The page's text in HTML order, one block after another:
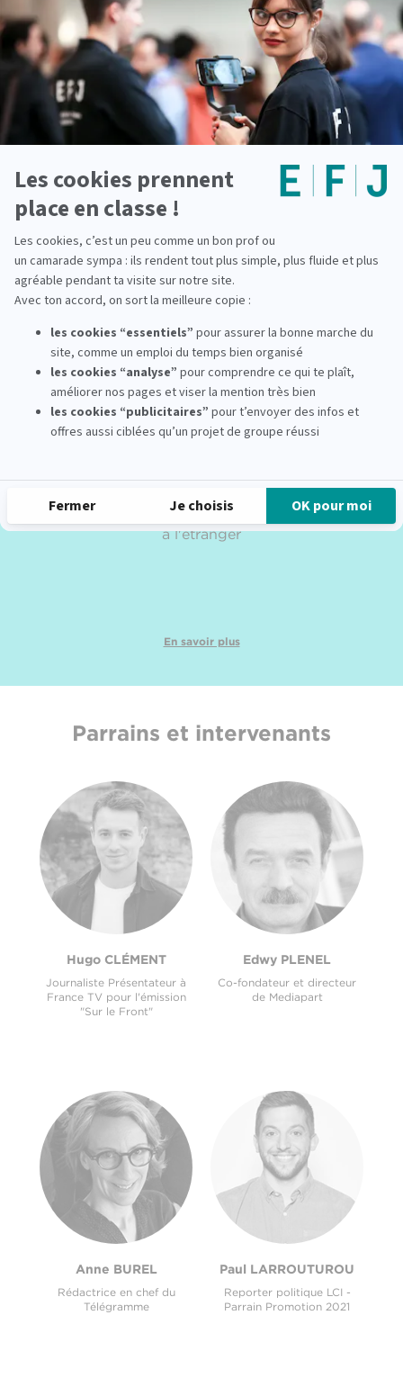
12
mois de stage
en 3 ans
50
intervenants et
20
partenaires universitaires
à l'étranger
En savoir plus
Parrains et intervenants
Hugo CLÉMENT
Journaliste Présentateur à
France TV pour l'émission
"Sur le Front"
Edwy PLENEL
Co-fondateur et directeur
de Mediapart
Anne BUREL
Rédactrice en chef du
Télégramme
Paul LARROUTUROU
Reporter politique LCI -
Parrain Promotion 2021